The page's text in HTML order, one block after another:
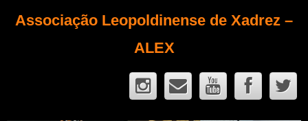
Associação Leopoldinense de Xadrez –
ALEX